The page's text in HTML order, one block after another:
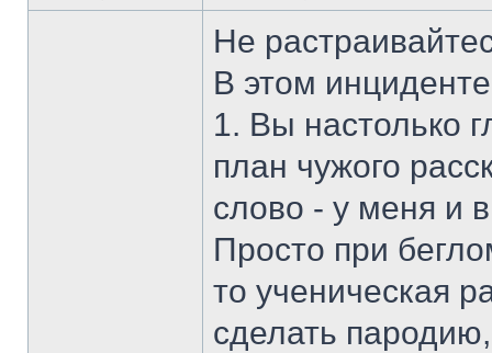
Не
В этом
1. Вы настолько
план чужого
слово - у меня и
Просто при
то ученическая
сделать